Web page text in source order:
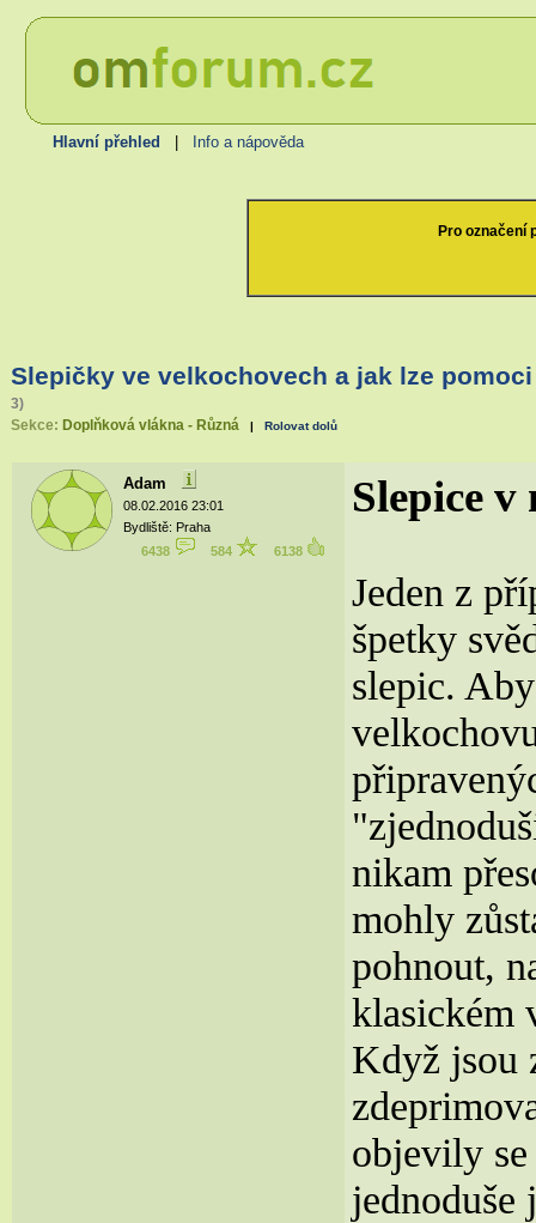
Hlavní přehled Info a nápověda
Pro označení
Slepičky ve velkochovech a jak lze pomoci
3)
Sekce: Doplňková vlákna - Různá |Rolovat dolů
Adam
08.02.2016 23:01
Bydliště: Praha
6438
584 6138
Slepice v
Jeden z
špetky
slepic.
nikam
mohly
pohnout,
klasickém
Když jsou
objevily
jednoduše